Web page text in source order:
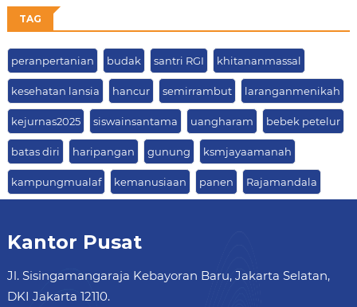
TAG
peranpertanian budak santri RGI khitananmassal
kesehatan lansia hancur semirrambut laranganmenikah
kejurnas2025 siswainsantama uangharam bebek petelur
batas diri haripangan gunung ksmjayaamanah
kampungmualaf kemanusiaan panen Rajamandala
Kantor Pusat
Jl. Sisingamangaraja Kebayoran Baru, Jakarta Selatan,
DKI Jakarta 12110.